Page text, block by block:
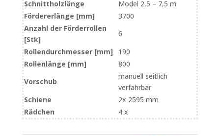
Schnittholzlänge
Model 2,5 – 7,5 m
Fördererlänge [mm]
3700
Anzahl der Förderrollen
[Stk]
6
Rollendurchmesser [mm]
190
Rollenlänge [mm]
800
Vorschub
manuell seitlich
verfahrbar
Schiene
2x 2595 mm
Rädchen
4 x